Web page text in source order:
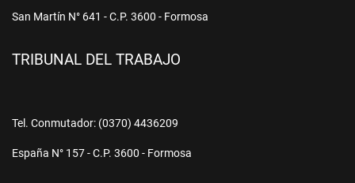
San Martín N° 641 - C.P. 3600 - Formosa
TRIBUNAL DEL TRABAJO
Tel. Conmutador: (0370) 4436209
España N° 157 - C.P. 3600 - Formosa